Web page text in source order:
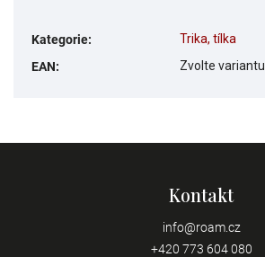
Kategorie:
Trika, tílka
EAN: Zvolte variantu
Kontakt
info@roam.cz
+420 773 604 080